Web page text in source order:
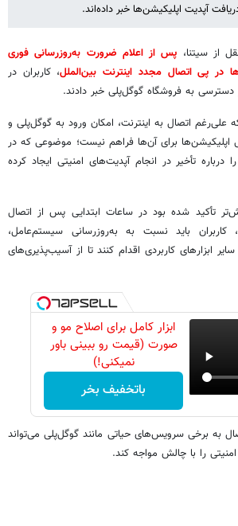
آپدیت اپلیکیشن‌ها خبر داده‌اند.
از سیتنا، پس از اعلام ضرورت به‌روزرسانی فوری
در پی اتصال مجدد اینترنت بین‌الملل، کاربران در
به فروشگاه گوگل‌پلی خبر دادند.
که علی‌رغم اتصال به اینترنت، امکان ورود به گوگل‌پلی و
اپلیکیشن‌ها برای آن‌ها فراهم نیست؛ موضوعی که در
درباره تأخیر در انجام آپدیت‌های امنیتی ایجاد کرده
تأکید شده بود در ساعات ابتدایی پس از اتصال
کاربران باید نسبت به به‌روزرسانی سیستم‌عامل،
ابزارهای کاربردی اقدام کنند تا از آسیب‌پذیری‌های
ابزار کامل برای اصلاح مو و
صورت (قیمت رو ببینی باور
نمیکنی!)
باتخفیف بخر
به برخی سرویس‌های حیاتی مانند گوگل‌پلی می‌تواند
را با چالش مواجه کند.